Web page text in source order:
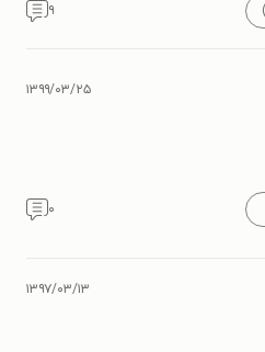
۹
۱۳۹۹/۰۳/۲۵
۰
۱۳۹۷/۰۳/۱۳